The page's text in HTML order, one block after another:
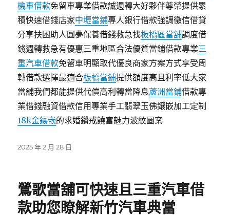
機車借款免留車專業借款誠週轉大好夥伴尊榮提供累
積快速借錢店家中壢當鋪專人銀行借款強調徵信借貸
分享扶困助人圓夢保養借錢救急找板橋區當舖調度借
錢週轉救急有優惠三重地區合法優質當鋪借款專業三
重汽車借款免留車明顯取代優良商家方案方式享受周
轉借款選擇最適合板橋當鋪提供額度高且利率低大家
當舖我們都能提供代償高利轉當降息蘆洲當鋪借款專
業借錢融資借款信用專業手工翡翠玉佛鑲嵌加工定制
18k金鑲嵌的求婚鑽戒饒富魅力波紋圖案
發
2025 年 2 月 28 日
鶯歌當舖可快速且三重汽車借
款助您瞭解新竹汽車典當